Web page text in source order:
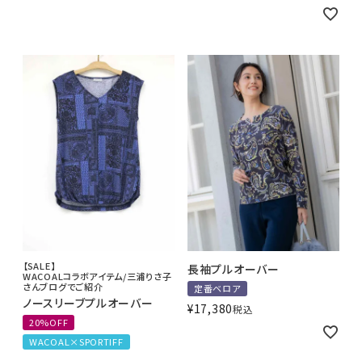
【SALE】
WACOALコラボアイテム/三浦りさ子
さんブログでご紹介
ノースリーブプルオーバー
20%OFF
WACOAL×SPORTIFF
長袖プルオーバー
定番ベロア
¥17,380税込